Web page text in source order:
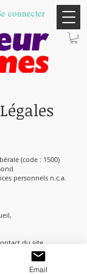
connecter
(code : 1500)
personnels n.c.a.
du site.
Email